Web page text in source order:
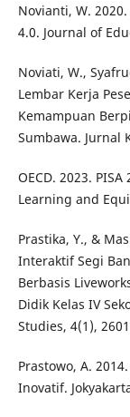
Novianti, W.
4.0. Journal of
Noviati, W.,
Lembar Kerja
Kemampuan
Sumbawa. Jurnal
OECD. 2023.
Learning and
Prastika, Y., &
Interaktif Segi
Berbasis
Didik Kelas IV
Studies, 4(1),
Prastowo, A.
Inovatif.